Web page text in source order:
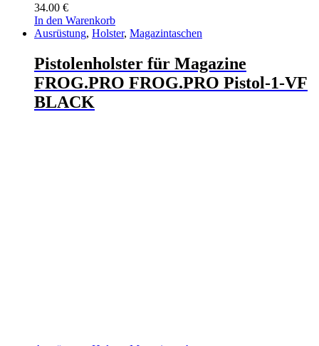
34.00 €
In den Warenkorb
Ausrüstung, Holster, Magazintaschen
Pistolenholster für Magazine
FROG.PRO FROG.PRO Pistol-1-VF
BLACK